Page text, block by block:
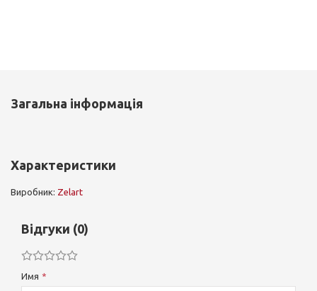
Загальна інформація
Характеристики
Виробник: Zelart
Відгуки (0)
Имя